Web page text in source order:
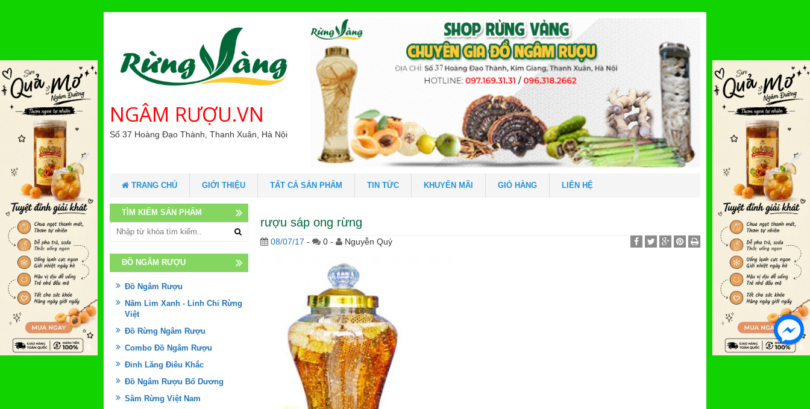
NGÂM RƯỢU.VN
Số 37 Hoàng Đạo Thành, Thanh Xuân, Hà Nội
TRANG CHỦ GIỚI THIỆU TẤT CẢ SẢN PHẨM TIN TỨC KHUYẾN MÃI GIỎ HÀNG LIÊN HỆ
rượu sáp ong rừng
08/07/17 - 0 - Nguyễn Quý
TÌM KIẾM SẢN PHẨM
ĐỒ NGÂM RƯỢU
Đồ Ngâm Rượu
Nấm Lim Xanh - Linh Chi Rừng
Việt
Đồ Rừng Ngâm Rượu
Combo Đồ Ngâm Rượu
Đinh Lăng Điêu Khắc
Đồ Ngâm Rượu Bổ Dương
Sâm Rừng Việt Nam